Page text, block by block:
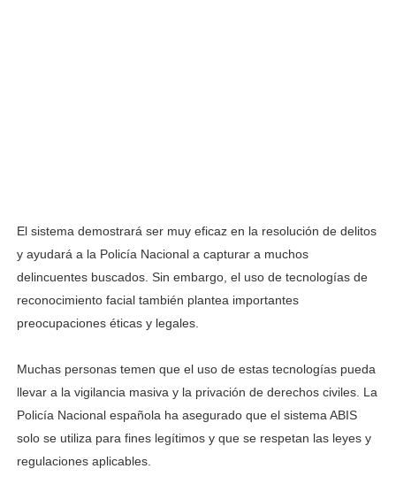
El sistema demostrará ser muy eficaz en la resolución de delitos
y ayudará a la Policía Nacional a capturar a muchos
delincuentes buscados. Sin embargo, el uso de tecnologías de
reconocimiento facial también plantea importantes
preocupaciones éticas y legales.
Muchas personas temen que el uso de estas tecnologías pueda
llevar a la vigilancia masiva y la privación de derechos civiles. La
Policía Nacional española ha asegurado que el sistema ABIS
solo se utiliza para fines legítimos y que se respetan las leyes y
regulaciones aplicables.